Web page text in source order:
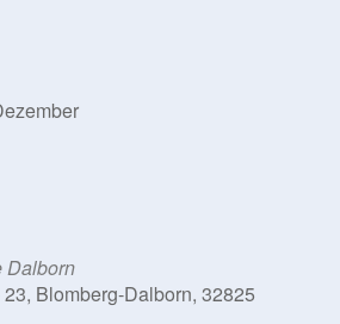
Dalborn
Blomberg-Dalborn, 32825